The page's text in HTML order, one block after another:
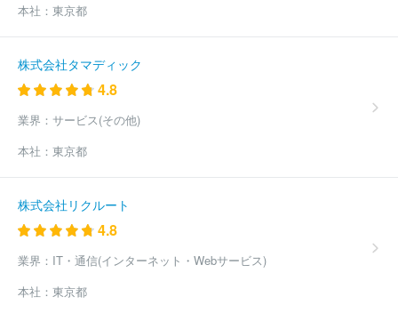
本社： 東京都
株式会社タマディック
4.8
業界： サービス(その他)
本社： 東京都
株式会社リクルート
4.8
業界： IT・通信(インターネット・Webサービス)
本社： 東京都